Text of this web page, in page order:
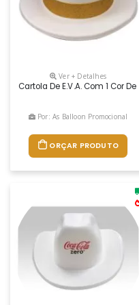
Ver + Detalhes
Cartola De E.v.a. Com 1 Cor
Por: As Balloon Promocional
ORÇAR PRODUTO